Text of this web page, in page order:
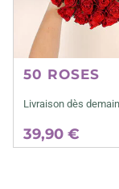
50 ROSES
Livraison dès demain
39,90 €